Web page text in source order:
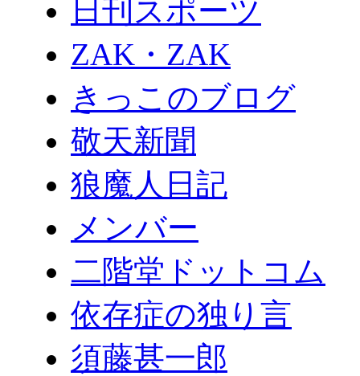
日刊スポーツ
ZAK・ZAK
きっこのブログ
敬天新聞
狼魔人日記
メンバー
二階堂ドットコム
依存症の独り言
須藤甚一郎